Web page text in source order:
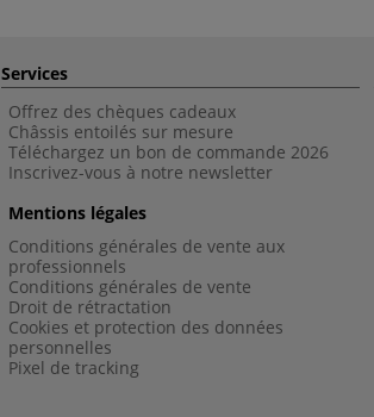
Services
Offrez des chèques cadeaux
Châssis entoilés sur mesure
Téléchargez un bon de commande 2026
Inscrivez-vous à notre newsletter
Mentions légales
Conditions générales de vente aux
professionnels
Conditions générales de vente
Droit de rétractation
Cookies et protection des données
personnelles
Pixel de tracking